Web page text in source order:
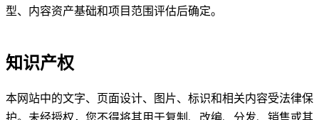
型、内容资产基础和项目范围评估后确定。
知识产权
本网站中的文字、页面设计、图片、标识和相关内容受法律保
护。未经授权，您不得将其用于复制、改编、分发、销售或其